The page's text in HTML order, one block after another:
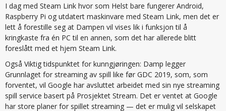
I dag med Steam Link hvor som Helst bare fungerer Android,
Raspberry Pi og utdatert maskinvare med Steam Link, men det er
lett å forestille seg at Dampen vil vises lik i funksjon til å
kringkaste fra én PC til en annen, som det har allerede blitt
foreslått med et hjem Steam Link.
Også Viktig tidspunktet for kunngjøringen: Damp legger
Grunnlaget for streaming av spill like før GDC 2019, som, som
forventet, vil Google har avsluttet arbeidet med sin nye streaming
spill service basert på Prosjektet Stream. Det er ventet at Google
har store planer for spillet streaming — det er mulig vil selskapet